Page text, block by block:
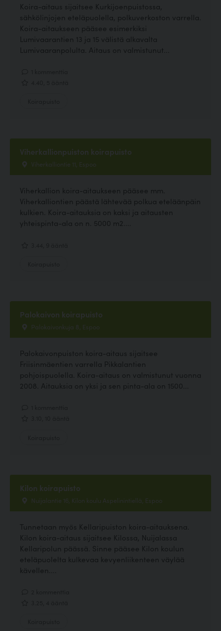
Koira-aitaus sijaitsee Kurkijoenpuistossa,
sähkölinjojen eteläpuolella, polkuverkoston varrella.
Koira-aitaukseen pääsee esimerkiksi
Lumivaarantien 13 ja 15 välistä alkavalta
Lumivaaranpolulta. Aitaus on valmistunut...
Viherkallionpuiston koirapuisto
Viherkalliontie 11, Espoo
Viherkallion koira-aitaukseen pääsee mm.
Viherkalliontien päästä lähtevää polkua eteläänpäin
kulkien. Koira-aitauksia on kaksi ja aitausten
yhteispinta-ala on n. 5000 m2....
Palokaivon koirapuisto
Palokaivonkuja 8, Espoo
Palokaivonpuiston koira-aitaus sijaitsee
Friisinmäentien varrella Pikkalantien
pohjoispuolella. Koira-aitaus on valmistunut vuonna
2008. Aitauksia on yksi ja sen pinta-ala on 1500...
Kilon koirapuisto
Nuijalantie 16, Kilon koulu Aspelinintiellä, Espoo
Tunnetaan myös Kellaripuiston koira-aitauksena.
Kilon koira-aitaus sijaitsee Kilossa, Nuijalassa
Kellaripolun päässä. Sinne pääsee Kilon koulun
eteläpuolelta kulkevaa kevyenliikenteen väylää
kävellen....